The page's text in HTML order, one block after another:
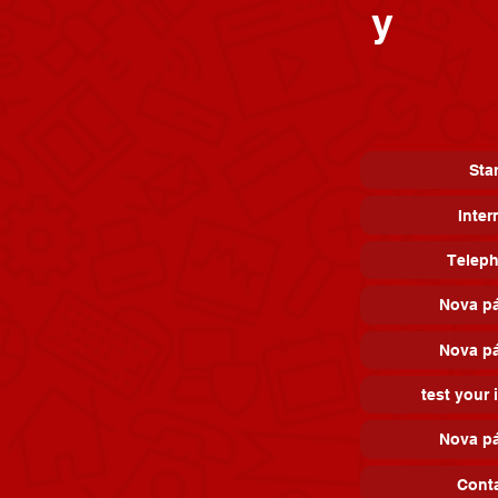
y
Nova
Nova
test your
Nova